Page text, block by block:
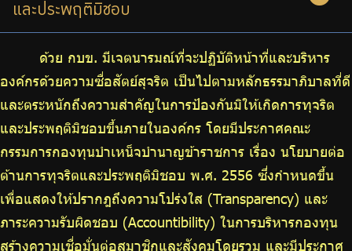
ไทย | Eng
และประพฤติมิชอบ
ด้วย กบข. มีเจตนารมณ์ที่จะปฏิบัติหน้าที่และบริหาร
องค์กรด้วยความซื่อสัตย์สุจริต เป็นไปตามหลักธรรมาภิบาลที่ดี
และตระหนักถึงความสำคัญในการป้องกันมิให้เกิดการทุจริต
และประพฤติมิชอบขึ้นภายในองค์กร โดยมีประกาศคณะ
กรรมการกองทุนบำเหน็จบำนาญข้าราชการ เรื่อง นโยบายต่อ
ต้านการทุจริตและประพฤติมิชอบ พ.ศ. 2556 ซึ่งกำหนดขึ้น
เพื่อแสดงให้ปรากฎถึงความโปร่งใส (Transparency) และ
ภาระความรับผิดชอบ (Accountibility) ในการบริหารกองทุน
สร้างความเชื่อมั่นต่อสมาชิกและสังคมโดยรวม และมีประกาศ